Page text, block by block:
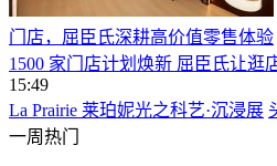
门店，屈臣氏深耕高价值零售体验
1500 家门店计划焕新 屈臣氏让逛
15:49
La Prairie 莱珀妮光之科艺·沉浸展
一周热门